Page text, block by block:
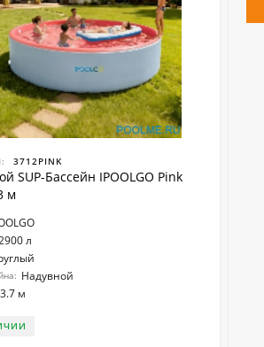
3712PINK
SUP-Бассейн IPOOLGO Pink
м
л
Надувной
3.7 м